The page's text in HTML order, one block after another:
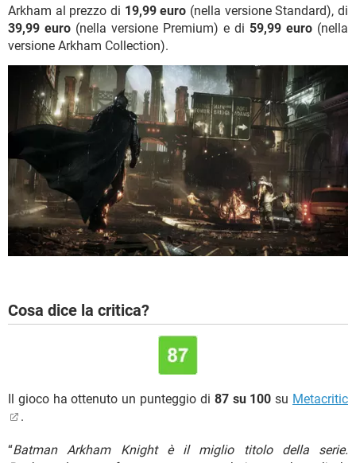
Arkham al prezzo di 19,99 euro (nella versione Standard), di
39,99 euro (nella versione Premium) e di 59,99 euro (nella
versione Arkham Collection).
Cosa dice la critica?
Il gioco ha ottenuto un punteggio di 87 su 100 su Metacritic
.
“Batman Arkham Knight è il miglio titolo della serie.